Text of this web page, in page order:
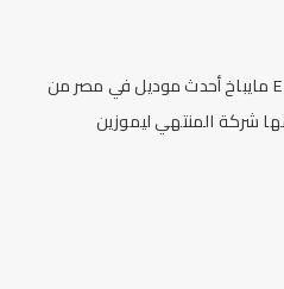
ايجار أفخم سيارة مرسيدس E200 مايباخ أحدث موديل في مصر من
شركة المنتهي ليموزين